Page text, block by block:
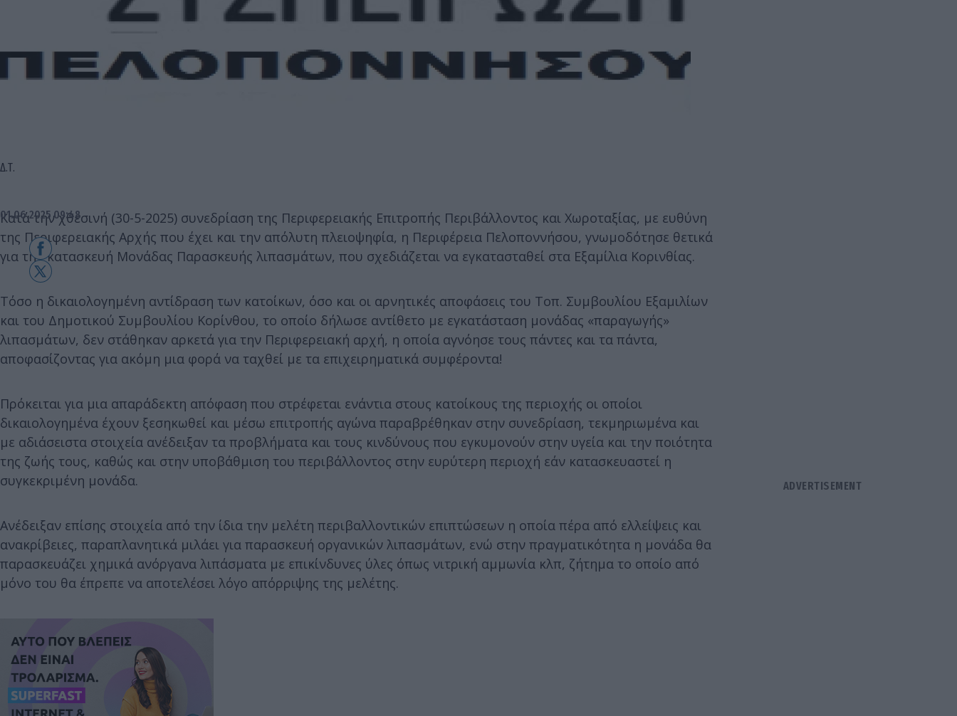
Δ.Τ.
01.06.2025 09:48
Κατά την χθεσινή (30-5-2025) συνεδρίαση της Περιφερειακής Επιτροπής Περιβάλλοντος και Χωροταξίας, με ευθύνη
της Περιφερειακής Αρχής που έχει και την απόλυτη πλειοψηφία, η Περιφέρεια Πελοποννήσου, γνωμοδότησε θετικά
για την κατασκευή Μονάδας Παρασκευής λιπασμάτων, που σχεδιάζεται να εγκατασταθεί στα Εξαμίλια Κορινθίας.
Τόσο η δικαιολογημένη αντίδραση των κατοίκων, όσο και οι αρνητικές αποφάσεις του Τοπ. Συμβουλίου Εξαμιλίων
και του Δημοτικού Συμβουλίου Κορίνθου, το οποίο δήλωσε αντίθετο με εγκατάσταση μονάδας «παραγωγής»
λιπασμάτων, δεν στάθηκαν αρκετά για την Περιφερειακή αρχή, η οποία αγνόησε τους πάντες και τα πάντα,
αποφασίζοντας για ακόμη μια φορά να ταχθεί με τα επιχειρηματικά συμφέροντα!
Πρόκειται για μια απαράδεκτη απόφαση που στρέφεται ενάντια στους κατοίκους της περιοχής οι οποίοι
δικαιολογημένα έχουν ξεσηκωθεί και μέσω επιτροπής αγώνα παραβρέθηκαν στην συνεδρίαση, τεκμηριωμένα και
με αδιάσειστα στοιχεία ανέδειξαν τα προβλήματα και τους κινδύνους που εγκυμονούν στην υγεία και την ποιότητα
της ζωής τους, καθώς και στην υποβάθμιση του περιβάλλοντος στην ευρύτερη περιοχή εάν κατασκευαστεί η
συγκεκριμένη μονάδα.
Ανέδειξαν επίσης στοιχεία από την ίδια την μελέτη περιβαλλοντικών επιπτώσεων η οποία πέρα από ελλείψεις και
ανακρίβειες, παραπλανητικά μιλάει για παρασκευή οργανικών λιπασμάτων, ενώ στην πραγματικότητα η μονάδα θα
παρασκευάζει χημικά ανόργανα λιπάσματα με επικίνδυνες ύλες όπως νιτρική αμμωνία κλπ, ζήτημα το οποίο από
μόνο του θα έπρεπε να αποτελέσει λόγο απόρριψης της μελέτης.